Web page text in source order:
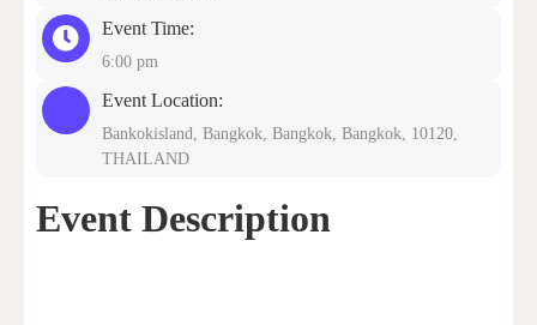
Event Time:
6:00 pm
Event Location:
Bankokisland, Bangkok, Bangkok, Bangkok, 10120,
THAILAND
Event Description